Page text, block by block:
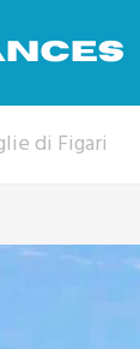
di Figari